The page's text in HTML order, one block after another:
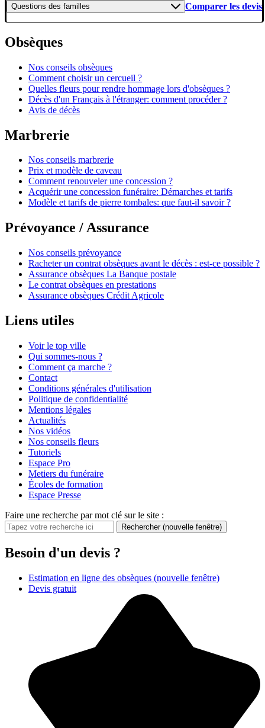
Questions des familles Comparer les devis
Obsèques
Nos conseils obsèques
Comment choisir un cercueil ?
Quelles fleurs pour rendre hommage lors d'obsèques ?
Décès d'un Français à l'étranger: comment procéder ?
Avis de décès
Marbrerie
Nos conseils marbrerie
Prix et modèle de caveau
Comment renouveler une concession ?
Acquérir une concession funéraire: Démarches et tarifs
Modèle et tarifs de pierre tombales: que faut-il savoir ?
Prévoyance / Assurance
Nos conseils prévoyance
Racheter un contrat obsèques avant le décès : est-ce possible ?
Assurance obsèques La Banque postale
Le contrat obsèques en prestations
Assurance obsèques Crédit Agricole
Liens utiles
Voir le top ville
Qui sommes-nous ?
Comment ça marche ?
Contact
Conditions générales d'utilisation
Politique de confidentialité
Mentions légales
Actualités
Nos vidéos
Nos conseils fleurs
Tutoriels
Espace Pro
Metiers du funéraire
Écoles de formation
Espace Presse
Faire une recherche par mot clé sur le site :
Rechercher (nouvelle fenêtre)
Besoin d'un devis ?
Estimation en ligne des obsèques (nouvelle fenêtre)
Devis gratuit